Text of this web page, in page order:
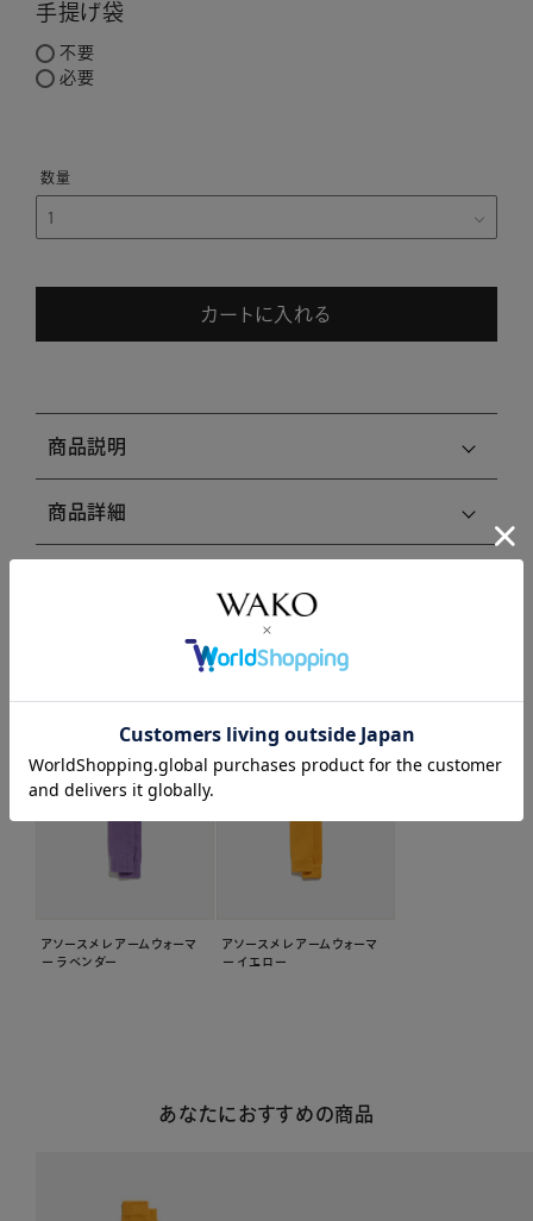
手提げ袋
不要
必要
カートに入れる
商品説明
商品詳細
アソースメレ アームウォーマ
ー ラベンダー
アソースメレ アームウォーマ
ー イエロー
あなたにおすすめの商品